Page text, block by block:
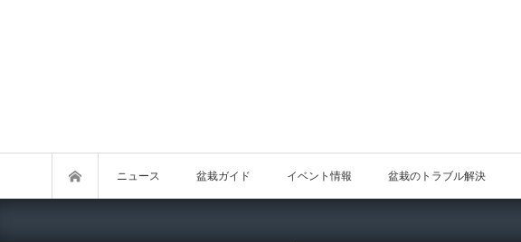
ニュース 盆栽ガイド イベント情報 盆栽のトラブル解決